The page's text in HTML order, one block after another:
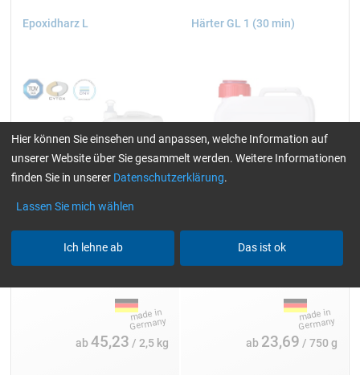
Epoxidharz L
2,5, 5, 10, 25 und 200 kg
ab45,23 / 2,5 kg
Härter GL 1 (30 min)
0,75, 1,5, 3, 7,5 und 20 kg
ab 23,69 / 750 g
Hier können Sie einsehen und anpassen, welche Information auf
unserer Website über Sie gesammelt werden. Weitere Informationen
finden Sie in unserer Datenschutzerklärung.
Lassen Sie mich wählen
Ich lehne ab Das ist ok